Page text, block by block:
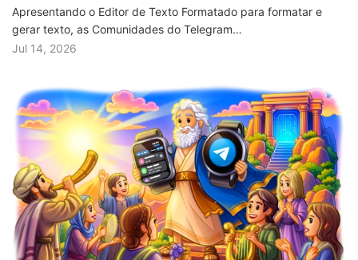
Apresentando o Editor de Texto Formatado para formatar e
gerar texto, as Comunidades do Telegram…
Jul 14, 2026